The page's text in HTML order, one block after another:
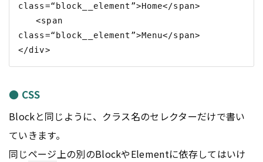
class=“block__element”>Home</span>
<span
class=“block__element”>Menu</span>
● CSS
Blockと同じように、クラス名のセレクターだけで書い
ていきます。
同じページ上の別のBlockやElementに依存してはいけ